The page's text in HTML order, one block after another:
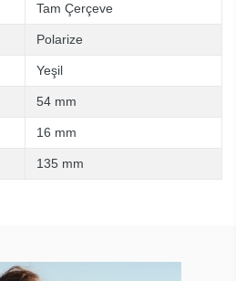
Tam Çerçeve
Polarize
Yeşil
54 mm
16 mm
135 mm